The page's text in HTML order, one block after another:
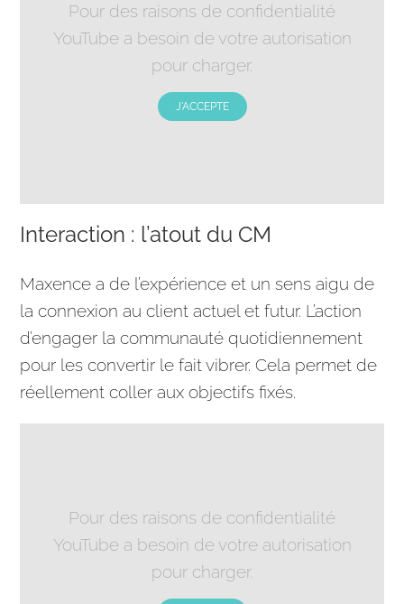
Pour des raisons de confidentialité
YouTube a besoin de votre autorisation
pour charger.
J'ACCEPTE
Interaction : l’atout du CM
Maxence a de l’expérience et un sens aigu de
la connexion au client actuel et futur. L’action
d’engager la communauté quotidiennement
pour les convertir le fait vibrer. Cela permet de
réellement coller aux objectifs fixés.
Pour des raisons de confidentialité
YouTube a besoin de votre autorisation
pour charger.